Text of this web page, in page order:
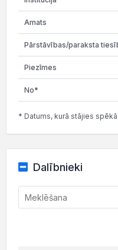
* Datums, kurā stājies
Dalībnieki